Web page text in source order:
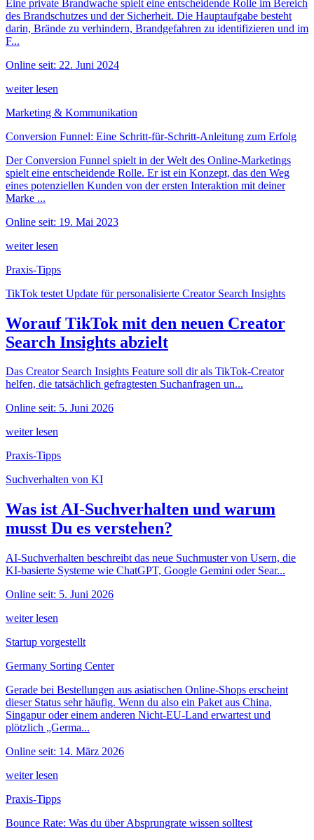
Eine private Brandwache spielt eine entscheidende Rolle im Bereich
des Brandschutzes und der Sicherheit. Die Hauptaufgabe besteht
darin, Brände zu verhindern, Brandgefahren zu identifizieren und im
F...
Online seit: 22. Juni 2024
weiter lesen
Marketing & Kommunikation
Conversion Funnel: Eine Schritt-für-Schritt-Anleitung zum Erfolg
Der Conversion Funnel spielt in der Welt des Online-Marketings
spielt eine entscheidende Rolle. Er ist ein Konzept, das den Weg
eines potenziellen Kunden von der ersten Interaktion mit deiner
Marke ...
Online seit: 19. Mai 2023
weiter lesen
Praxis-Tipps
TikTok testet Update für personalisierte Creator Search Insights
Worauf TikTok mit den neuen Creator
Search Insights abzielt
Das Creator Search Insights Feature soll dir als TikTok-Creator
helfen, die tatsächlich gefragtesten Suchanfragen un...
Online seit: 5. Juni 2026
weiter lesen
Praxis-Tipps
Suchverhalten von KI
Was ist AI-Suchverhalten und warum
musst Du es verstehen?
AI-Suchverhalten beschreibt das neue Suchmuster von Usern, die
KI-basierte Systeme wie ChatGPT, Google Gemini oder Sear...
Online seit: 5. Juni 2026
weiter lesen
Startup vorgestellt
Germany Sorting Center
Gerade bei Bestellungen aus asiatischen Online-Shops erscheint
dieser Status sehr häufig. Wenn du also ein Paket aus China,
Singapur oder einem anderen Nicht-EU-Land erwartest und
plötzlich „Germa...
Online seit: 14. März 2026
weiter lesen
Praxis-Tipps
Bounce Rate: Was du über Absprungrate wissen solltest